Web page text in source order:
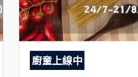
廚童上線中